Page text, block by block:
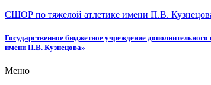
СШОР по тяжелой атлетике имени П.В.
Государственное бюджетное учреждение
имени П.В. Кузнецова»
Меню